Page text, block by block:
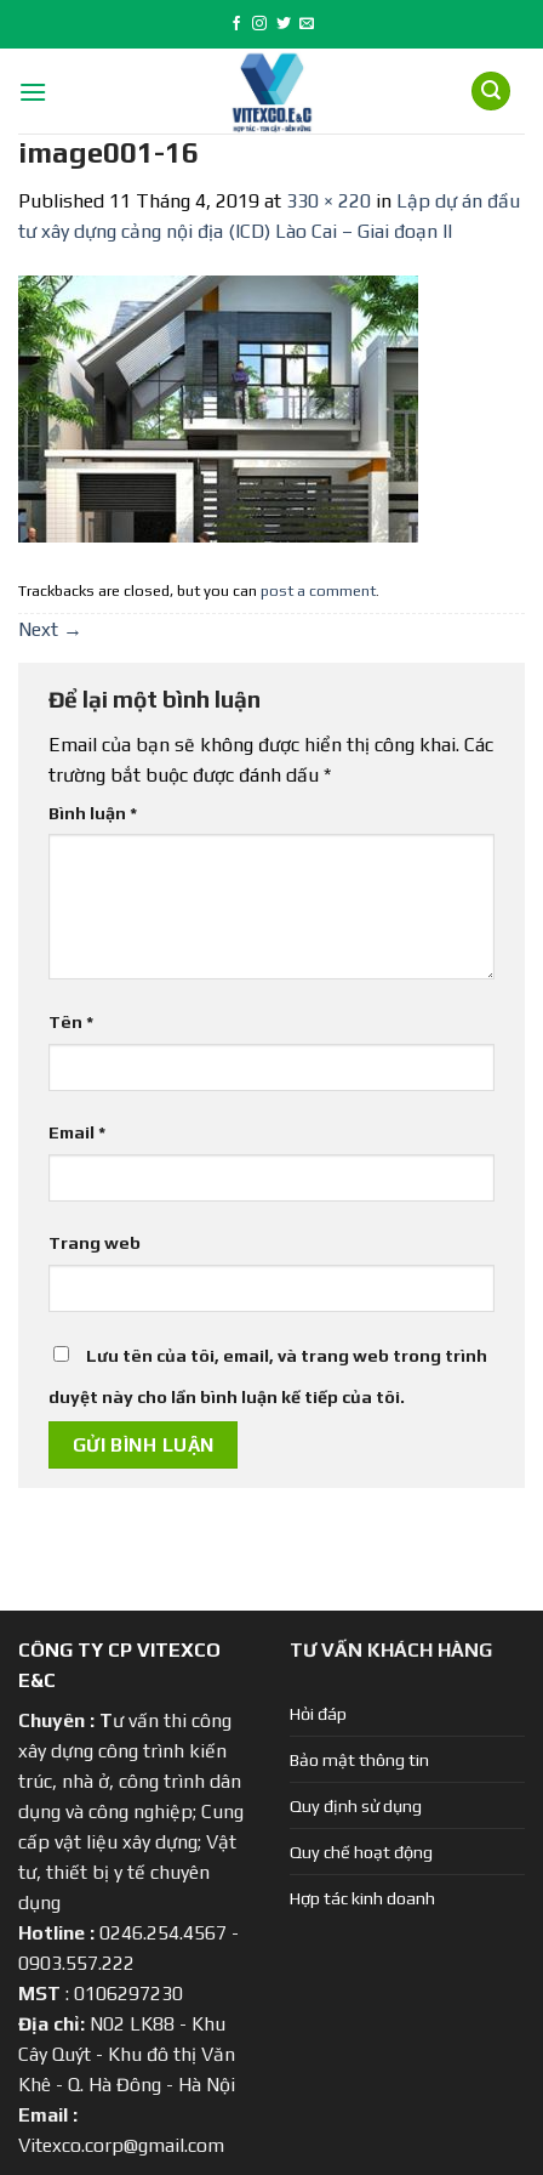
to
image001-16
Published 11 Tháng 4, 2019 at 330 × 220 in Lập dự án đầu
tư xây dựng cảng nội địa (ICD) Lào Cai – Giai đoạn II
Trackbacks are closed, but you can post a comment.
Next →
Để lại một bình luận
Email của bạn sẽ không được hiển thị công khai. Các
trường bắt buộc được đánh dấu *
Bình luận *
Tên *
Email *
Trang web
Lưu tên của tôi, email, và trang web trong trình
duyệt này cho lần bình luận kế tiếp của tôi.
CÔNG TY CP VITEXCO
E&C
Chuyên : Tư vấn thi công
xây dựng công trình kiến
trúc, nhà ở, công trình dân
dụng và công nghiệp; Cung
cấp vật liệu xây dựng; Vật
tư, thiết bị y tế chuyên
dụng
Hotline : 0246.254.4567 -
0903.557.222
MST : 0106297230
Địa chỉ: N02 LK88 - Khu
Cây Quýt - Khu đô thị Văn
Khê - Q. Hà Đông - Hà Nội
Email :
Vitexco.corp@gmail.com
TƯ VẤN KHÁCH HÀNG
Hỏi đáp
Bảo mật thông tin
Quy định sử dụng
Quy chế hoạt động
Hợp tác kinh doanh